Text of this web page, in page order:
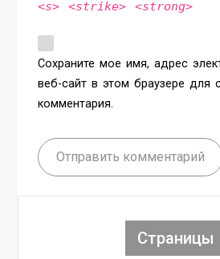
<s> <strike> <strong>
Сохраните мое имя, адрес
веб-сайт в этом браузере для
комментария.
Отправить комментарий
Страницы